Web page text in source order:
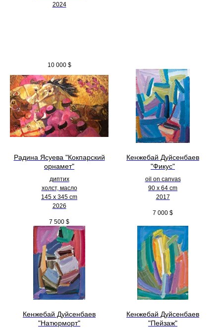
2024
10 000 $
Радина Ясуева "Кокпарский
орнамет"
диптих
холст, масло
145 х 345 cm
2026
7 500 $
Кенжебай Дуйсенбаев
"Фикус"
oil on canvas
90 x 64 cm
2017
7 000 $
Кенжебай Дуйсенбаев
"Натюрморт"
Кенжебай Дуйсенбаев
"Пейзаж"